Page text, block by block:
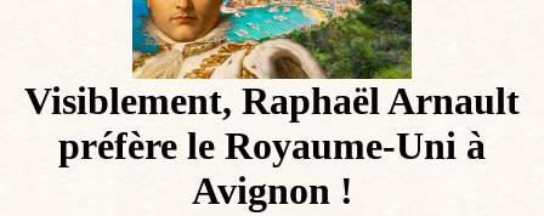
Visiblement, Raphaël Arnault
préfère le Royaume-Uni à
Avignon !